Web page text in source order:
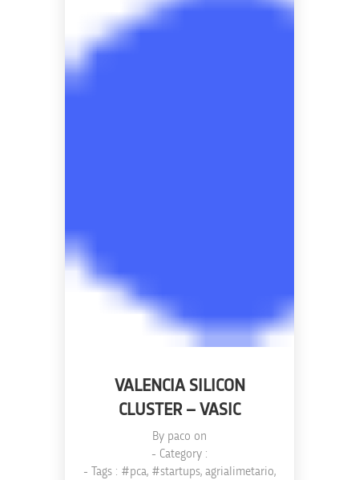
VALENCIA SILICON
CLUSTER – VASIC
By paco on
- Category :
- Tags : #pca, #startups, agrialimetario,